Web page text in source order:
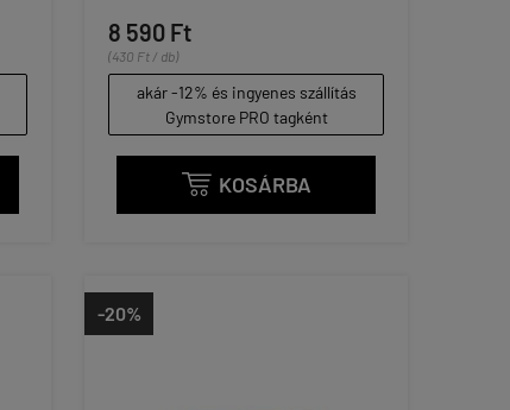
8 590 Ft
(430 Ft / db)
akár -12% és ingyenes szállítás
Gymstore PRO tagként
 KOSÁRBA
-20%